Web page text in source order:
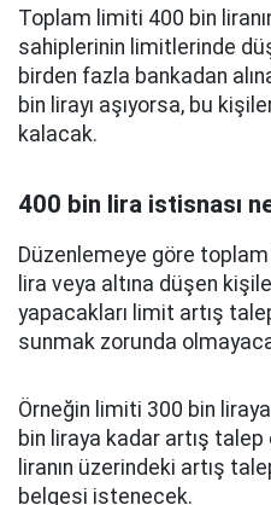
Toplam limiti 400 bin
sahiplerinin limitlerinde
birden fazla bankadan
bin lirayı aşıyorsa, bu
kalacak.
400 bin lira istisnası
Düzenlemeye göre
lira veya altına düşen
yapacakları limit artış
sunmak zorunda
Örneğin limiti 300 bin
bin liraya kadar artış
liranın üzerindeki artış
belgesi istenecek.